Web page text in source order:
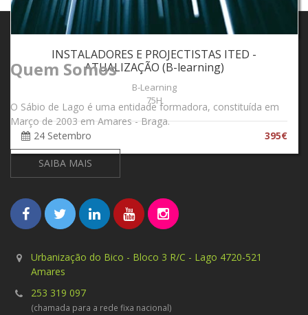
22 Setembro
INSTALADORES E PROJECTISTAS ITED -
ATUALIZAÇÃO (B-learning)
B-Learning
75H
24 Setembro 395€
Quem Somos
O Sábio de Lago é uma entidade formadora, constituída em
Março de 2003 em Amares - Braga.
SAIBA MAIS
Urbanização do Bico - Bloco 3 R/C - Lago 4720-521
Amares
253 319 097
(chamada para a rede fixa nacional)